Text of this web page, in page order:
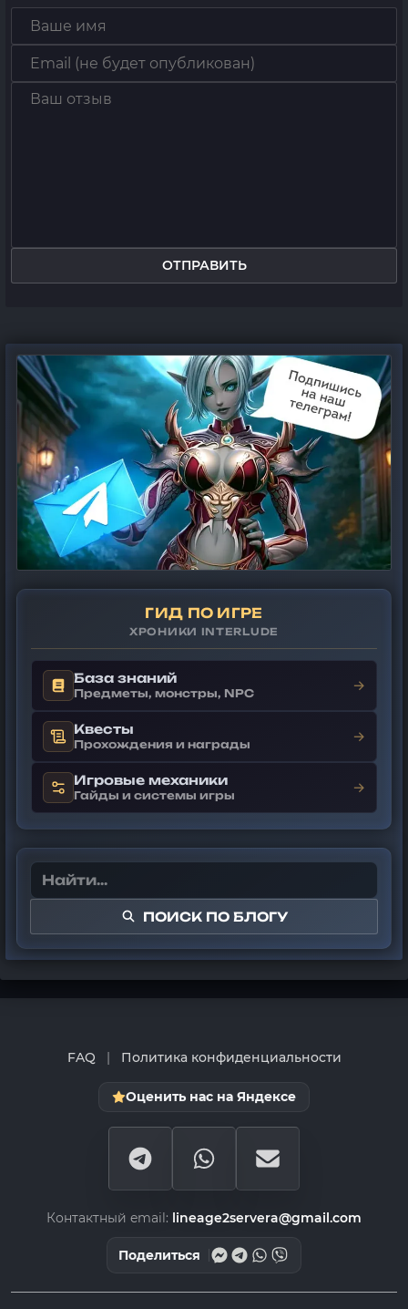
ОТПРАВИТЬ
ГИД ПО ИГРЕ
ХРОНИКИ INTERLUDE
База знаний
Предметы, монстры, NPC →
Квесты
Прохождения и награды →
Игровые механики
Гайды и системы игры →
ПОИСК ПО БЛОГУ
FAQ | Политика конфиденциальности
Оценить нас на Яндексе
Контактный email: lineage2servera@gmail.com
Поделиться